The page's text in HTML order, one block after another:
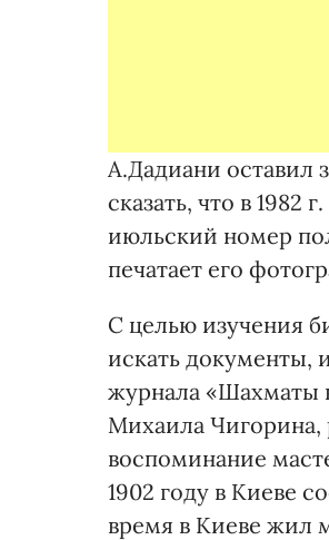
А.Дадиани оставил
сказать, что в
июльский номер
печатает его
С целью изучения
искать документы,
журнала «Шахматы
Михаила
воспоминание
1902 году в Киеве
время в Киеве жил